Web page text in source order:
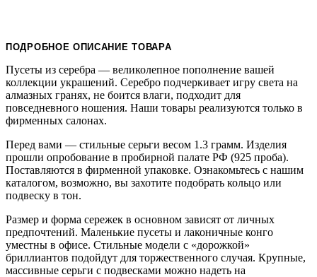
ПОДРОБНОЕ ОПИСАНИЕ ТОВАРА
Пусеты из серебра — великолепное пополнение вашей
коллекции украшений. Серебро подчеркивает игру света на
алмазных гранях, не боится влаги, подходит для
повседневного ношения. Наши товары реализуются только в
фирменных салонах.
Перед вами — стильные серьги весом 1.3 грамм. Изделия
прошли опробование в пробирной палате РФ (925 проба).
Поставляются в фирменной упаковке. Ознакомьтесь с нашим
каталогом, возможно, вы захотите подобрать кольцо или
подвеску в тон.
Размер и форма сережек в основном зависят от личных
предпочтений. Маленькие пусеты и лаконичные конго
уместны в офисе. Стильные модели с «дорожкой»
бриллиантов подойдут для торжественного случая. Крупные,
массивные серьги с подвесками можно надеть на